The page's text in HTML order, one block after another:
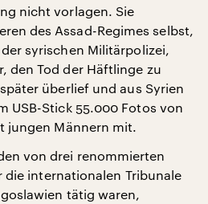
nicht vorlagen. Sie
des Assad-Regimes selbst,
syrischen Militärpolizei,
den Tod der Häftlinge zu
überlief und aus Syrien
USB-Stick 55.000 Fotos von
jungen Männern mit.
von drei renommierten
internationalen Tribunale
tätig waren,